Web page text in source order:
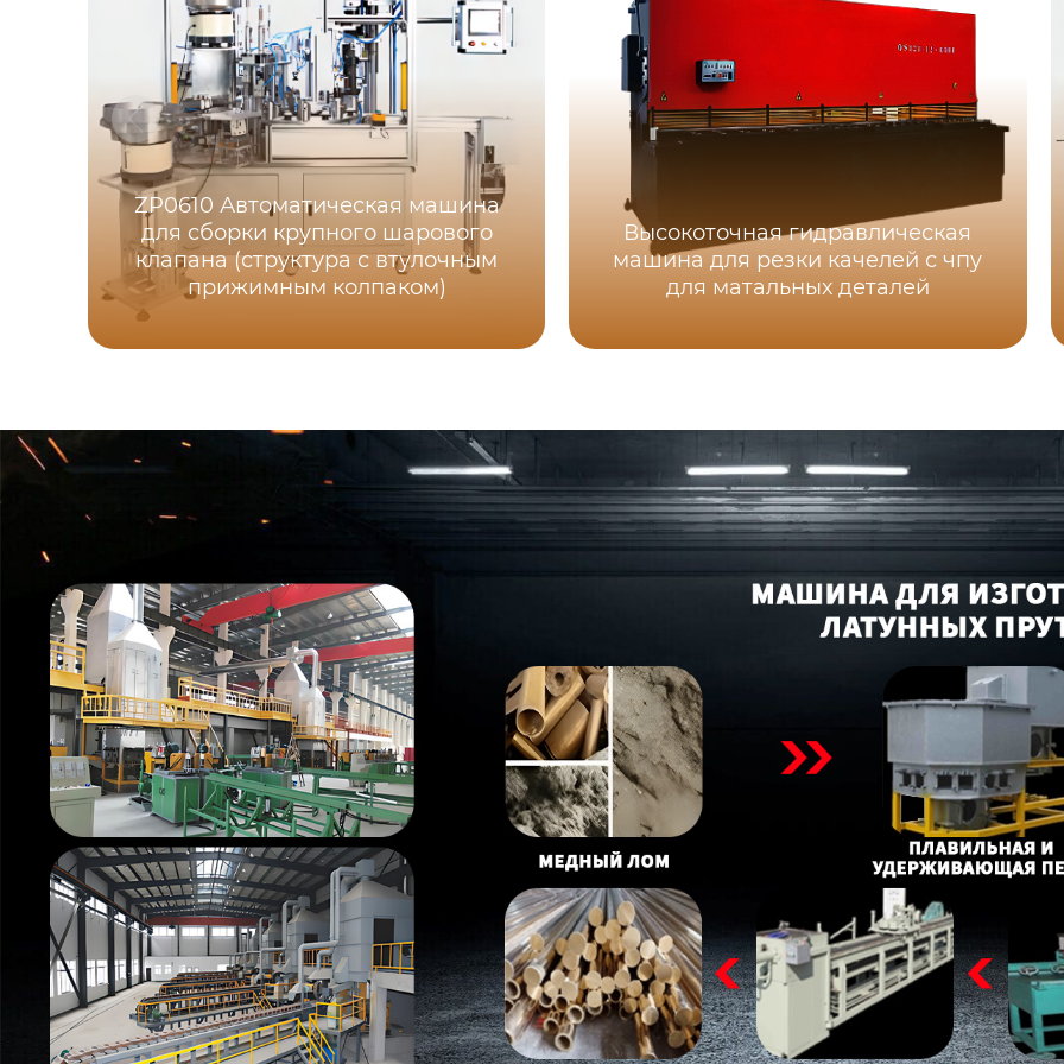
ZP0610 Автоматическая машина
для сборки крупного шарового
клапана (структура с втулочным
прижимным колпаком)
Высокоточная гидравлическая
машина для резки качелей с чпу
для матальных деталей